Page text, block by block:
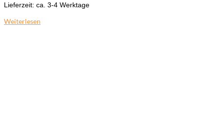
Lieferzeit: ca. 3-4 Werktage
Weiterlesen